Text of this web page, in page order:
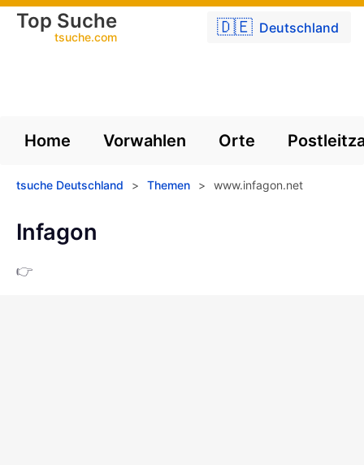
🇩🇪 Deutschland
Top Suche
tsuche.com
Home Vorwahlen Orte
tsuche Deutschland > Themen > www.infagon.net
Infagon
👉